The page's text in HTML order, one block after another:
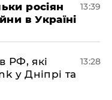
росіян
в Україні
13:39
РФ, які
у Дніпрі та
13:28